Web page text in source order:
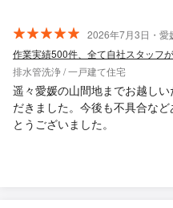
2026年7月3日・愛
排水管洗浄 / 一戸建て住宅
遥々愛媛の山間地までお越し
だきました。今後も不具合な
とうございました。